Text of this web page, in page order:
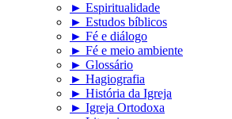
► Espiritualidade
► Estudos bíblicos
► Fé e diálogo
► Fé e meio ambiente
► Glossário
► Hagiografia
► História da Igreja
► Igreja Ortodoxa